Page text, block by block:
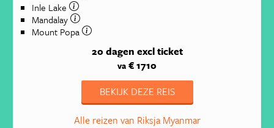
Inle Lake
Mandalay
Mount Popa
20 dagen excl ticket
va € 1710
BEKIJK DEZE REIS
Alle reizen van Riksja Myanmar